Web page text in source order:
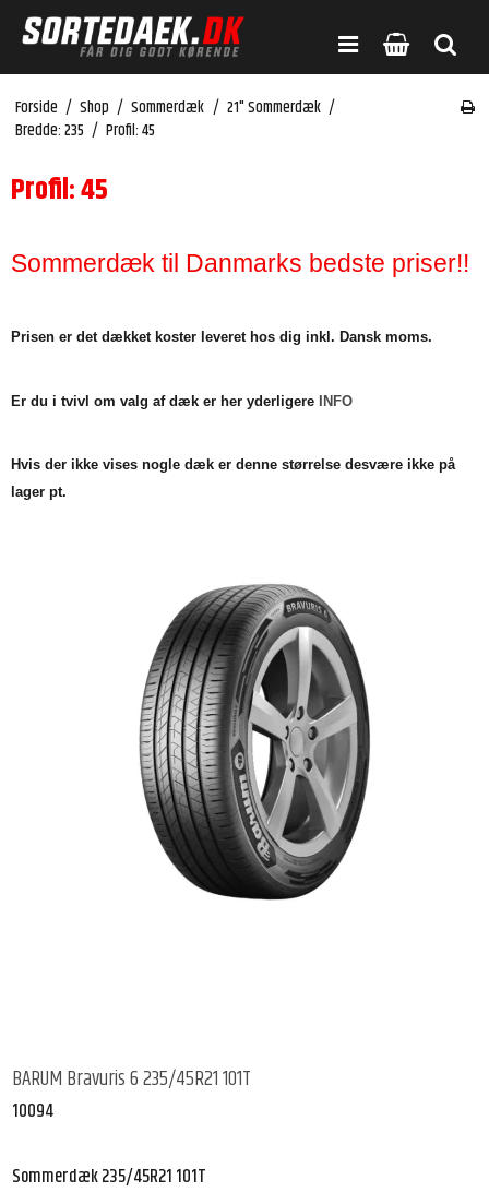
Forside / Shop / Sommerdæk / 21" Sommerdæk /
Bredde: 235 / Profil: 45
Profil: 45
Sommerdæk til Danmarks bedste priser!!
Prisen er det dækket koster leveret hos dig inkl. Dansk moms.
Er du i tvivl om valg af dæk er her yderligere INFO
Hvis der ikke vises nogle dæk er denne størrelse desvære ikke på
lager pt.
BARUM Bravuris 6 235/45R21 101T
10094
Sommerdæk 235/45R21 101T